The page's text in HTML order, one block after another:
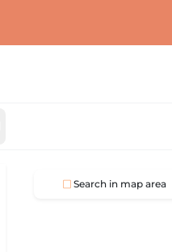
Search in map area